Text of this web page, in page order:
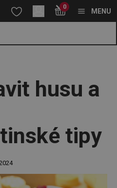
husu a další
hlavní obsah
vyhledávání
navigaci 0
MENU
husu a
tipy